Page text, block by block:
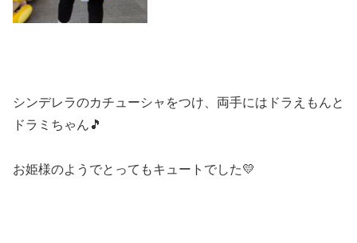
シンデレラのカチューシャをつけ、両手にはドラえもんと
ドラミちゃん🎵
お姫様のようでとってもキュートでした💛